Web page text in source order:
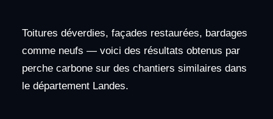
Toitures déverdies, façades restaurées, bardages
comme neufs — voici des résultats obtenus par
perche carbone sur des chantiers similaires dans
le département Landes.